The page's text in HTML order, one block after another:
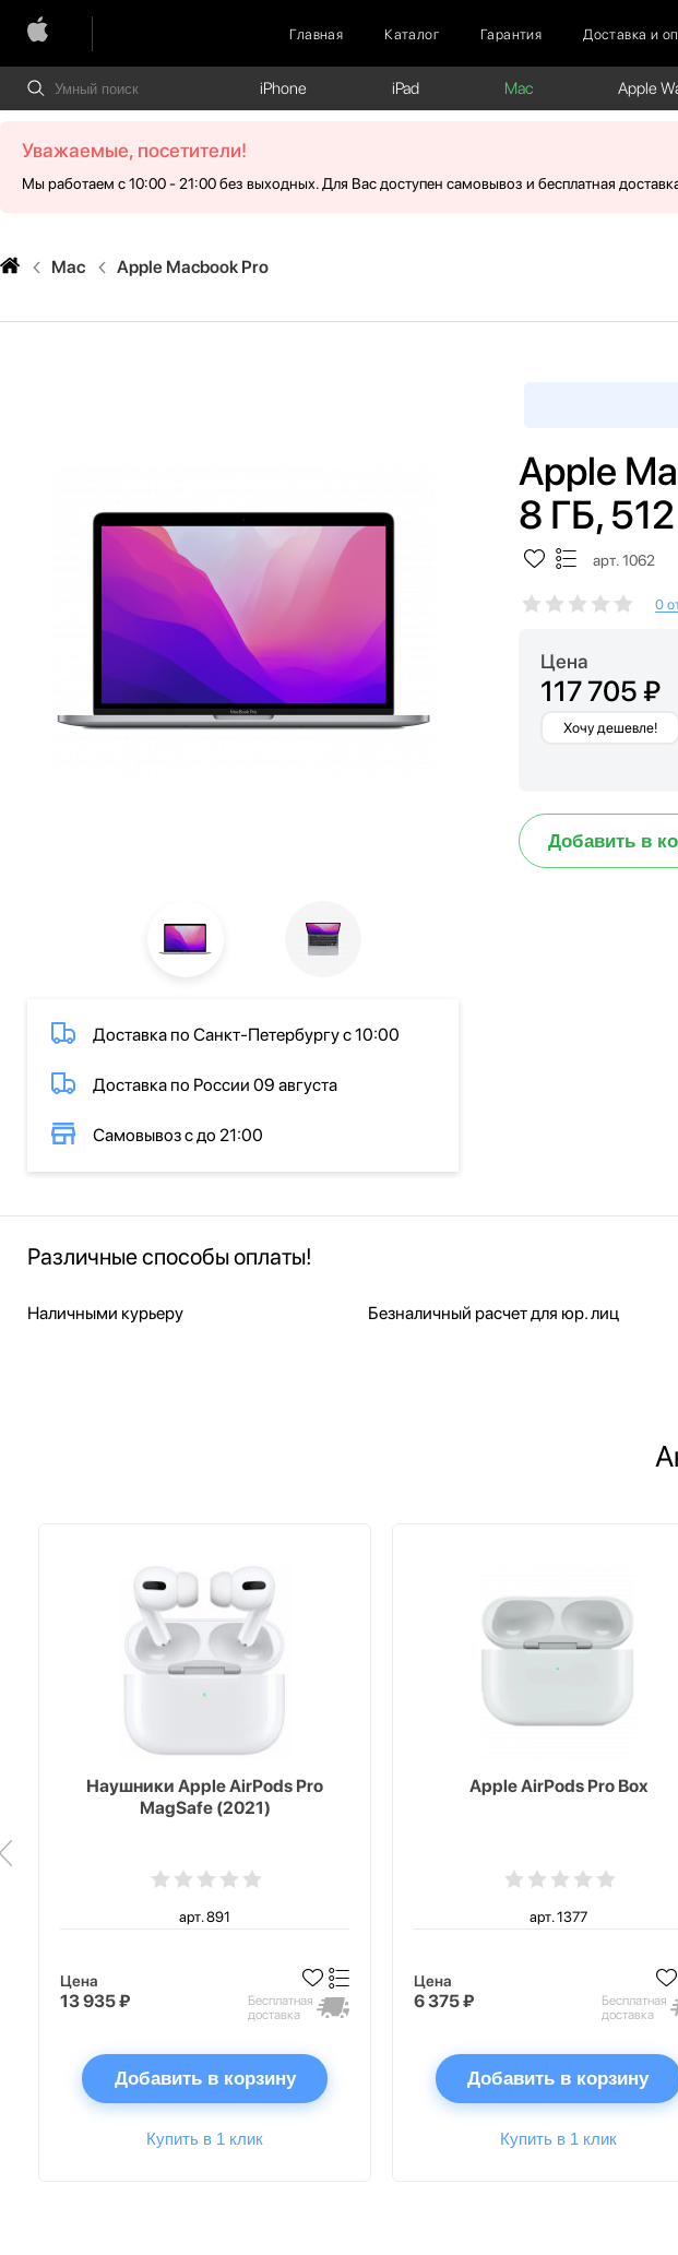
Главная Каталог Гарантия Доставка и
iPhone iPad Mac Apple
Уважаемые, посетители!
Мы работаем с 10:00 - 21:00 без выходных. Для Вас доступен самовывоз и бесплатная
Mac Apple Macbook Pro
Доставка по Санкт-Петербургу с 10:00
Доставка по России 09 августа
Самовывоз с до 21:00
Apple
8 ГБ,
арт. 1062
0
Цена
117 705 ₽
Хочу дешевле!
Добавить в
Различные способы оплаты!
Наличными курьеру Безналичный расчет для юр. лиц
Наушники Apple AirPods Pro
MagSafe (2021)
арт. 891
Цена
13 935 ₽
Бесплатная
доставка
Добавить в корзину
Купить в 1 клик
Apple AirPods Pro Box
арт. 1377
Цена
6 375 ₽
Бесплатная
доставка
Добавить в корзину
Купить в 1 клик